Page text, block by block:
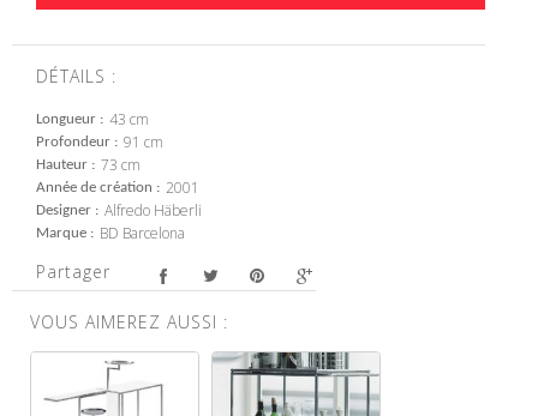
DÉTAILS :
Longueur 43 cm
Profondeur 91 cm
Hauteur 73 cm
Année de création 2001
Designer Alfredo Häberli
Marque BD Barcelona
Partager
VOUS AIMEREZ AUSSI :